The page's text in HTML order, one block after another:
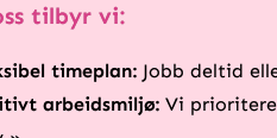
tilbyr vi:
timeplan:Jobb deltid
arbeidsmiljø:Vi